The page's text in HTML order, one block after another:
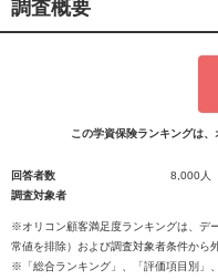
調査概要
この学資保険ランキングは、
回答者数
8,000人
調査対象者
※オリコン顧客満足度ランキングは、デ
常値を排除）および調査対象者条件から
※「総合ランキング」、「評価項目別」